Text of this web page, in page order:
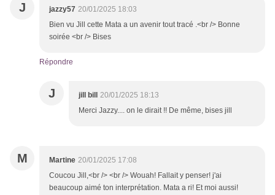
J jazzy57 20/01/2025 18:03
Bien vu Jill cette Mata a un avenir tout tracé .<br /> Bonne
soirée <br /> Bises
Répondre
J jill bill
20/01/2025 18:13
Merci Jazzy.... on le dirait !! De même, bises jill
M Martine 20/01/2025 17:08
Coucou Jill,<br /> <br /> Wouah! Fallait y penser! j'ai
beaucoup aimé ton interprétation. Mata a ri! Et moi aussi!